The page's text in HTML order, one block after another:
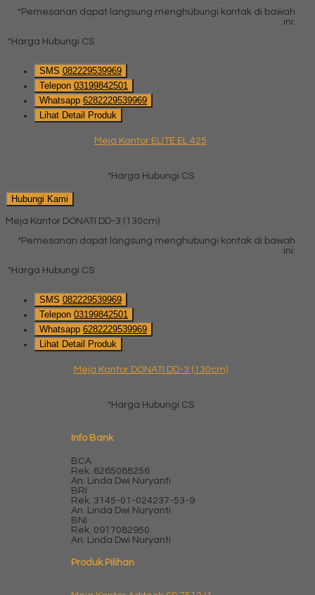
*Pemesanan dapat langsung menghubungi kontak di bawah
ini:
*Harga Hubungi CS
SMS 082229539969
Telepon 03199842501
Whatsapp 6282229539969
Lihat Detail Produk
Meja Kantor ELITE EL 425
*Harga Hubungi CS
Hubungi Kami
Meja Kantor DONATI DD-3 (130cm)
*Pemesanan dapat langsung menghubungi kontak di bawah
ini:
*Harga Hubungi CS
SMS 082229539969
Telepon 03199842501
Whatsapp 6282229539969
Lihat Detail Produk
Meja Kantor DONATI DD-3 (130cm)
*Harga Hubungi CS
Info Bank
BCA
Rek. 6265088256
An. Linda Dwi Nuryanti
BRI
Rek. 3145-01-024237-53-9
An. Linda Dwi Nuryanti
BNI
Rek. 0917082950
An. Linda Dwi Nuryanti
Produk Pilihan